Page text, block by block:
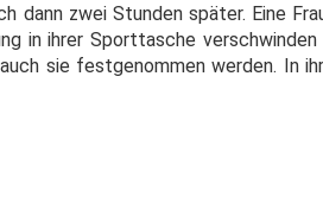
dann zwei Stunden später. Eine
in ihrer Sporttasche verschwinden
sie festgenommen werden. In